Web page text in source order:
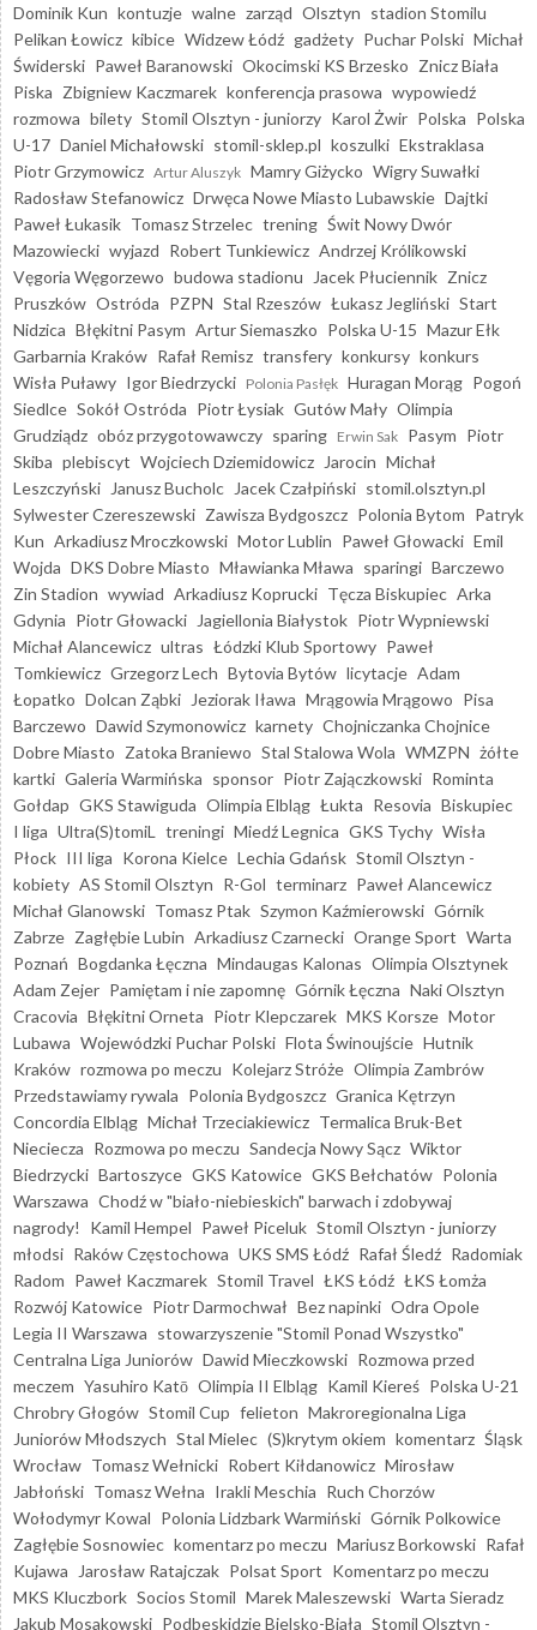
Dominik Kun kontuzje walne zarząd Olsztyn stadion Stomilu
Pelikan Łowicz kibice Widzew Łódź gadżety Puchar Polski Michał
Świderski Paweł Baranowski Okocimski KS Brzesko Znicz Biała
Piska Zbigniew Kaczmarek konferencja prasowa wypowiedź
rozmowa bilety Stomil Olsztyn - juniorzy Karol Żwir Polska Polska
U-17 Daniel Michałowski stomil-sklep.pl koszulki Ekstraklasa
Piotr Grzymowicz Artur Aluszyk Mamry Giżycko Wigry Suwałki
Radosław Stefanowicz Drwęca Nowe Miasto Lubawskie Dajtki
Paweł Łukasik Tomasz Strzelec trening Świt Nowy Dwór
Mazowiecki wyjazd Robert Tunkiewicz Andrzej Królikowski
Vęgoria Węgorzewo budowa stadionu Jacek Płuciennik Znicz
Pruszków Ostróda PZPN Stal Rzeszów Łukasz Jegliński Start
Nidzica Błękitni Pasym Artur Siemaszko Polska U-15 Mazur Ełk
Garbarnia Kraków Rafał Remisz transfery konkursy konkurs
Wisła Puławy Igor Biedrzycki Polonia Pasłęk Huragan Morąg Pogoń
Siedlce Sokół Ostróda Piotr Łysiak Gutów Mały Olimpia
Grudziądz obóz przygotowawczy sparing Erwin Sak Pasym Piotr
Skiba plebiscyt Wojciech Dziemidowicz Jarocin Michał
Leszczyński
Janusz Bucholc Jacek Czałpiński stomil.olsztyn.pl
Sylwester Czereszewski Zawisza Bydgoszcz Polonia Bytom Patryk
Kun Arkadiusz Mroczkowski Motor Lublin Paweł Głowacki Emil
Wojda DKS Dobre Miasto Mławianka Mława sparingi Barczewo
Zin Stadion wywiad Arkadiusz Koprucki Tęcza Biskupiec Arka
Gdynia Piotr Głowacki Jagiellonia Białystok Piotr Wypniewski
Michał Alancewicz ultras Łódzki Klub Sportowy Paweł
Tomkiewicz Grzegorz Lech Bytovia Bytów licytacje Adam
Łopatko Dolcan Ząbki Jeziorak Iława Mrągowia Mrągowo Pisa
Barczewo Dawid Szymonowicz karnety Chojniczanka Chojnice
Dobre Miasto Zatoka Braniewo Stal Stalowa Wola WMZPN żółte
kartki Galeria Warmińska sponsor Piotr Zajączkowski Rominta
Gołdap GKS Stawiguda Olimpia Elbląg Łukta Resovia Biskupiec
I liga Ultra(S)tomiL treningi Miedź Legnica GKS Tychy Wisła
Płock III liga Korona Kielce Lechia Gdańsk Stomil Olsztyn -
kobiety AS Stomil Olsztyn R-Gol terminarz Paweł Alancewicz
Michał Glanowski Tomasz Ptak Szymon Kaźmierowski Górnik
Zabrze Zagłębie Lubin Arkadiusz Czarnecki Orange Sport Warta
Poznań Bogdanka Łęczna Mindaugas Kalonas Olimpia Olsztynek
Adam Zejer Pamiętam i nie zapomnę Górnik Łęczna Naki Olsztyn
Cracovia Błękitni Orneta Piotr Klepczarek MKS Korsze Motor
Lubawa Wojewódzki Puchar Polski Flota Świnoujście Hutnik
Kraków rozmowa po meczu Kolejarz Stróże Olimpia Zambrów
Przedstawiamy rywala Polonia Bydgoszcz Granica Kętrzyn
Concordia Elbląg Michał Trzeciakiewicz Termalica Bruk-Bet
Nieciecza Rozmowa po meczu Sandecja Nowy Sącz Wiktor
Biedrzycki Bartoszyce GKS Katowice GKS Bełchatów Polonia
Warszawa Chodź w "biało-niebieskich" barwach i zdobywaj
nagrody!
Kamil Hempel Paweł Piceluk Stomil Olsztyn - juniorzy
młodsi Raków Częstochowa UKS SMS Łódź Rafał Śledź Radomiak
Radom Paweł Kaczmarek Stomil Travel ŁKS Łódź ŁKS Łomża
Rozwój Katowice Piotr Darmochwał Bez napinki Odra Opole
Legia II Warszawa stowarzyszenie "Stomil Ponad Wszystko"
Centralna Liga Juniorów Dawid Mieczkowski Rozmowa przed
meczem Yasuhiro Katō Olimpia II Elbląg Kamil Kiereś Polska U-21
Chrobry Głogów Stomil Cup felieton Makroregionalna Liga
Juniorów Młodszych Stal Mielec (S)krytym okiem komentarz Śląsk
Wrocław Tomasz Wełnicki Robert Kiłdanowicz Mirosław
Jabłoński Tomasz Wełna Irakli Meschia Ruch Chorzów
Wołodymyr Kowal Polonia Lidzbark Warmiński Górnik Polkowice
Zagłębie Sosnowiec komentarz po meczu Mariusz Borkowski Rafał
Kujawa
Jarosław Ratajczak Polsat Sport Komentarz po meczu
MKS Kluczbork Socios Stomil Marek Maleszewski Warta Sieradz
Jakub Mosakowski Podbeskidzie Bielsko-Biała Stomil Olsztyn -